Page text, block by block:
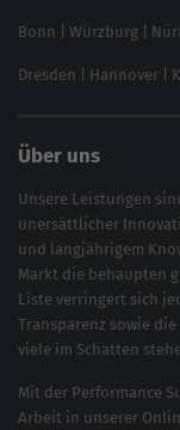
Brand Monitoring
Bonn Würzburg
Dresden Hannover
Über uns
Unsere Leistungen
unersättlicher
und langjährigem
Markt die behaupten
Liste verringert sich
Transparenz sowie
viele im Schatten
Mit der Performance
Arbeit in unserer